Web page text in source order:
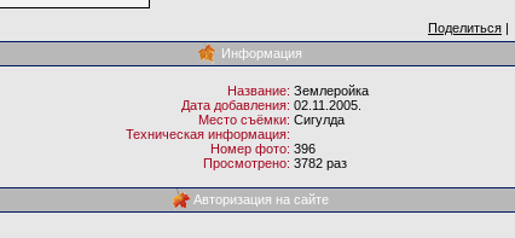
Поделиться |
Информация
Название: Землеройка
Дата добавления: 02.11.2005.
Место съёмки: Сигулда
Техническая информация:
Номер фото: 396
Просмотрено: 3782 раз
Авторизация на сайте